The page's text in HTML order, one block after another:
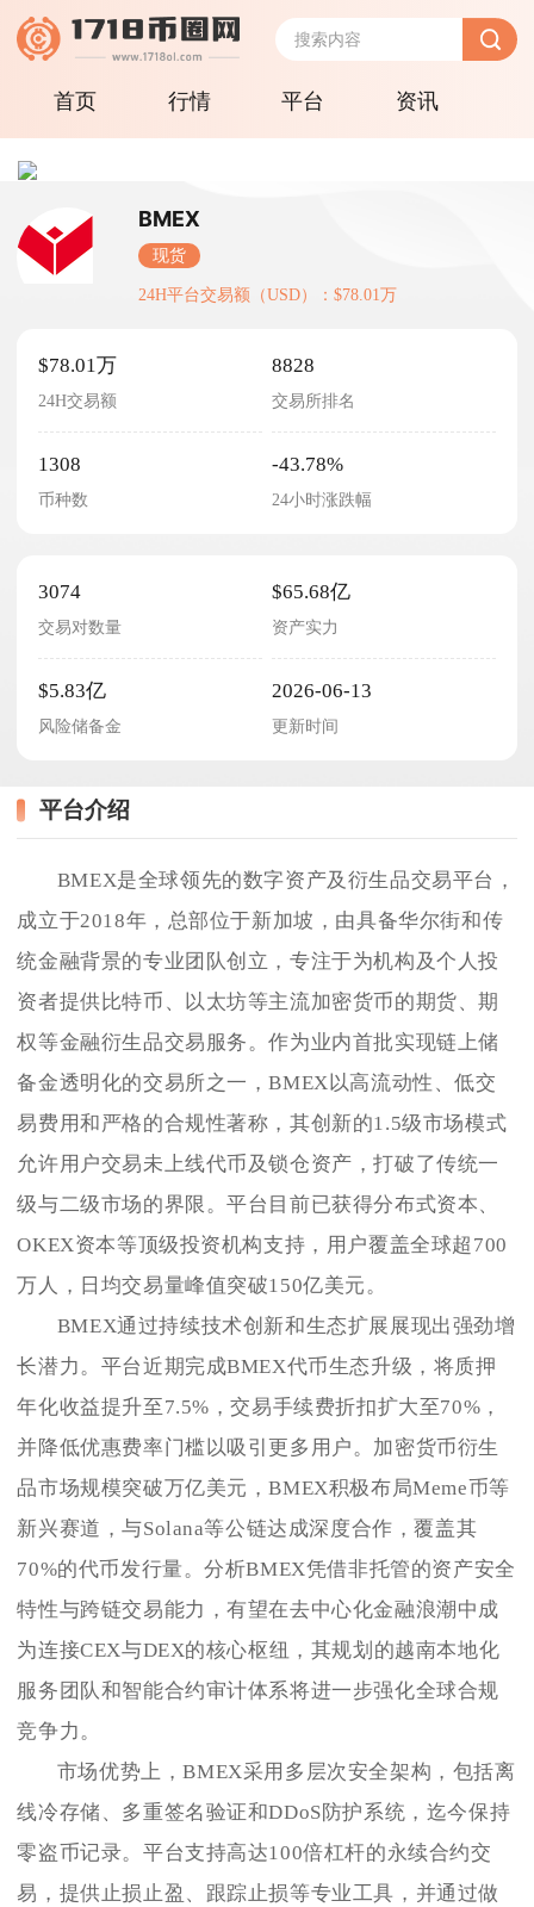
首页 行情 平台 资讯
BMEX
现货
24H平台交易额（USD）：$78.01万
$78.01万
24H交易额
8828
交易所排名
1308
币种数
-43.78%
24小时涨跌幅
3074
交易对数量
$65.68亿
资产实力
$5.83亿
风险储备金
2026-06-13
更新时间
平台介绍
BMEX是全球领先的数字资产及衍生品交易平台，
成立于2018年，总部位于新加坡，由具备华尔街和传
统金融背景的专业团队创立，专注于为机构及个人投
资者提供比特币、以太坊等主流加密货币的期货、期
权等金融衍生品交易服务。作为业内首批实现链上储
备金透明化的交易所之一，BMEX以高流动性、低交
易费用和严格的合规性著称，其创新的1.5级市场模式
允许用户交易未上线代币及锁仓资产，打破了传统一
级与二级市场的界限。平台目前已获得分布式资本、
OKEX资本等顶级投资机构支持，用户覆盖全球超700
万人，日均交易量峰值突破150亿美元。
BMEX通过持续技术创新和生态扩展展现出强劲增
长潜力。平台近期完成BMEX代币生态升级，将质押
年化收益提升至7.5%，交易手续费折扣扩大至70%，
并降低优惠费率门槛以吸引更多用户。加密货币衍生
品市场规模突破万亿美元，BMEX积极布局Meme币等
新兴赛道，与Solana等公链达成深度合作，覆盖其
70%的代币发行量。分析BMEX凭借非托管的资产安全
特性与跨链交易能力，有望在去中心化金融浪潮中成
为连接CEX与DEX的核心枢纽，其规划的越南本地化
服务团队和智能合约审计体系将进一步强化全球合规
竞争力。
市场优势上，BMEX采用多层次安全架构，包括离
线冷存储、多重签名验证和DDoS防护系统，迄今保持
零盗币记录。平台支持高达100倍杠杆的永续合约交
易，提供止损止盈、跟踪止损等专业工具，并通过做